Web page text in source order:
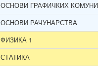
ОСНОВИ ГРАФИЧКИХ
ОСНОВИ РАЧУНАРСТВА
ФИЗИКА 1
СТАТИКА